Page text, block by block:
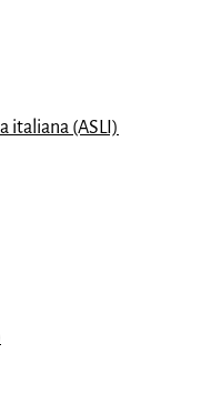
italiana (ASLI)